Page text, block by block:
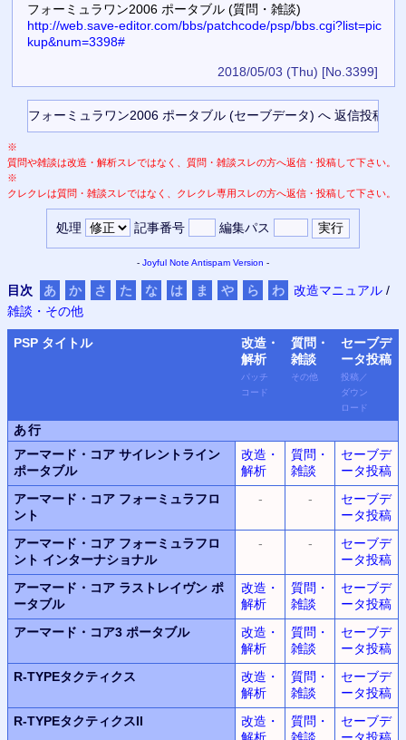
フォーミュラワン2006 ポータブル (質問・雑談)
http://web.save-editor.com/bbs/patchcode/psp/bbs.cgi?list=pic
kup&num=3398#
2018/05/03 (Thu) [No.3399]
※
質問や雑談は改造・解析スレではなく、質問・雑談スレの方へ返信・投稿して下さい。
※
クレクレは質問・雑談スレではなく、クレクレ専用スレの方へ返信・投稿して下さい。
処理 記事番号 編集パス
- Joyful Note Antispam Version -
目次 あ か さ た な は ま や ら わ 改造マニュアル /
雑談・その他
PSP タイトル
改造・
解析
パッチ
コード
質問・
雑談
その他
セーブデ
ータ投稿
投稿 ／
ダウン
ロード
あ行
アーマード・コア サイレントライン
ポータブル
改造・
解析
質問・
雑談
セーブデ
ータ投稿
アーマード・コア フォーミュラフロ
ント
- -
セーブデ
ータ投稿
アーマード・コア フォーミュラフロ
ント インターナショナル
- -
セーブデ
ータ投稿
アーマード・コア ラストレイヴン ポ
ータブル
改造・
解析
質問・
雑談
セーブデ
ータ投稿
アーマード・コア3 ポータブル
改造・
解析
質問・
雑談
セーブデ
ータ投稿
R-TYPEタクティクス
改造・
解析
質問・
雑談
セーブデ
ータ投稿
R-TYPEタクティクスII
改造・
質問・
セーブデ